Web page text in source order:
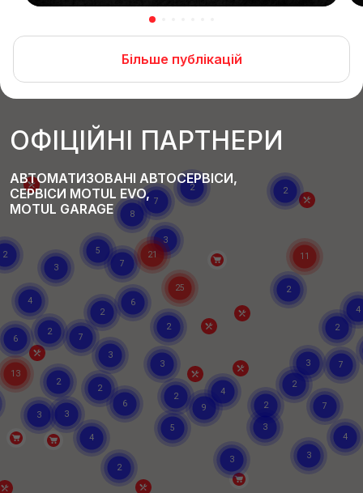
Більше публікацій
ОФІЦІЙНІ ПАРТНЕРИ
АВТОМАТИЗОВАНІ АВТОСЕРВІСИ,
СЕРВІСИ MOTUL EVO,
MOTUL GARAGE